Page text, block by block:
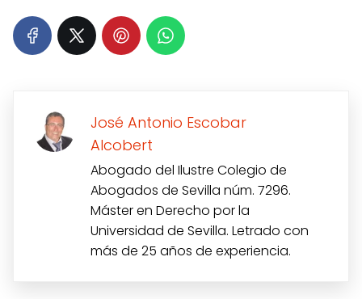
José Antonio Escobar
Alcobert
Abogado del Ilustre Colegio de
Abogados de Sevilla núm. 7296.
Máster en Derecho por la
Universidad de Sevilla. Letrado con
más de 25 años de experiencia.